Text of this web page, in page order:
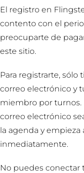
El registro en
contento con el
preocuparte de
este sitio.
Para registrarte,
correo electrónico y
miembro por turnos.
correo electrónico
la agenda y empieza
inmediatamente.
No puedes conectar